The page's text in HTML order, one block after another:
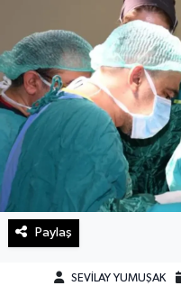
Paylaş
SEVİLAY YUMUŞAK
Manşet Altı
Manşetler
Resmi İlan
Sağlık
Spor